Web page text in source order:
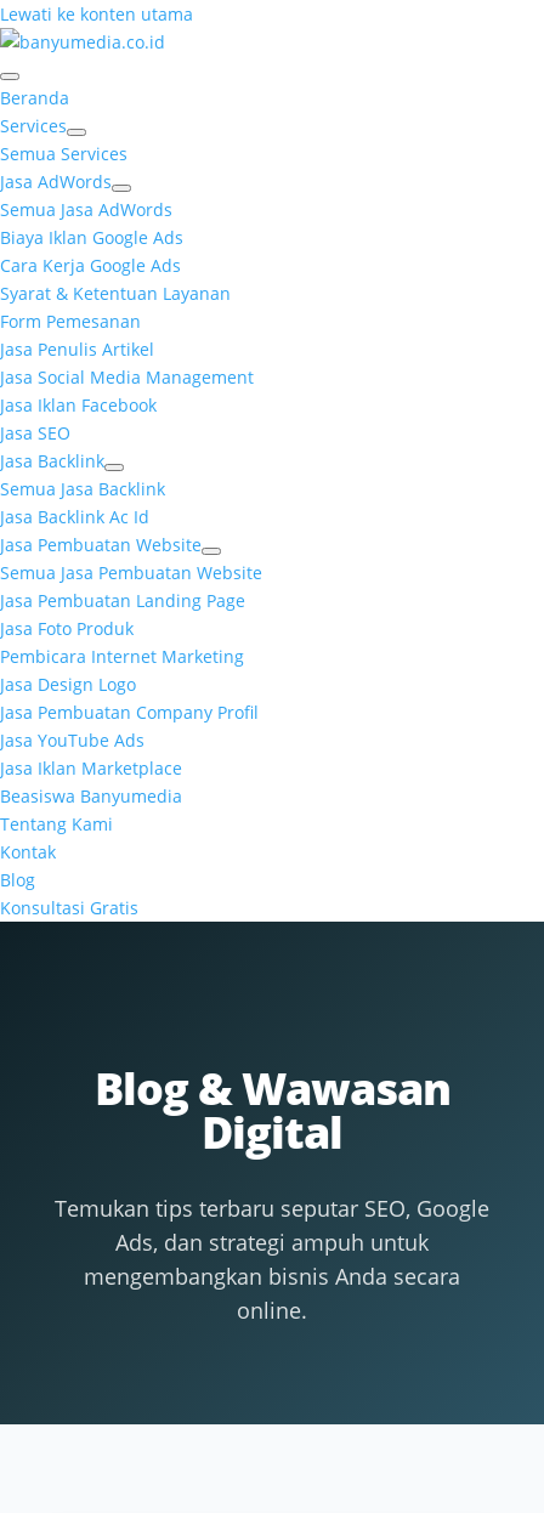
Lewati ke konten utama
Beranda
Services
Semua Services
Jasa AdWords
Semua Jasa AdWords
Biaya Iklan Google Ads
Cara Kerja Google Ads
Syarat & Ketentuan Layanan
Form Pemesanan
Jasa Penulis Artikel
Jasa Social Media Management
Jasa Iklan Facebook
Jasa SEO
Jasa Backlink
Semua Jasa Backlink
Jasa Backlink Ac Id
Jasa Pembuatan Website
Semua Jasa Pembuatan Website
Jasa Pembuatan Landing Page
Jasa Foto Produk
Pembicara Internet Marketing
Jasa Design Logo
Jasa Pembuatan Company Profil
Jasa YouTube Ads
Jasa Iklan Marketplace
Beasiswa Banyumedia
Tentang Kami
Kontak
Blog
Konsultasi Gratis
Blog & Wawasan
Digital
Temukan tips terbaru seputar SEO, Google
Ads, dan strategi ampuh untuk
mengembangkan bisnis Anda secara
online.